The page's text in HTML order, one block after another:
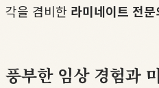
각을 겸비한 라미네이트 전문
풍부한 임상 경험과